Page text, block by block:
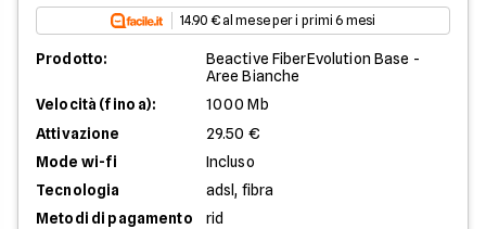
14.90 € al mese per i primi 6 mesi
Prodotto:
Beactive FiberEvolution Base -
Aree Bianche
Velocità (fino a):
1000 Mb
Attivazione
29.50 €
Mode wi-fi
Incluso
Tecnologia
adsl, fibra
Metodi di pagamento
rid